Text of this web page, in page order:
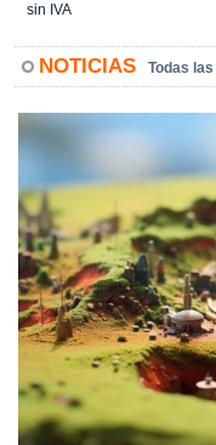
sin IVA
NOTICIAS Todas